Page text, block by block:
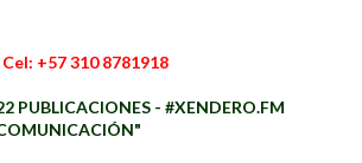
+57 310 8781918
PUBLICACIONES - #XENDERO.FM